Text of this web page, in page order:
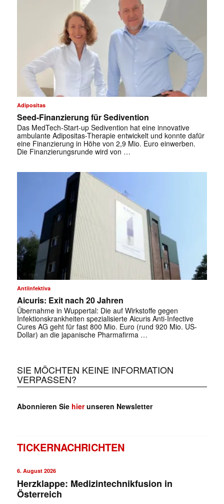
Adipositas
Seed-Finanzierung für Sedivention
Das MedTech‑Start-up Sedivention hat eine innovative
ambulante Adipositas-Therapie entwickelt und konnte dafür
eine Finanzierung in Höhe von 2,9 Mio. Euro einwerben.
Die Finanzierungsrunde wird von …
Antiinfektiva
Aicuris: Exit nach 20 Jahren
Übernahme in Wuppertal: Die auf Wirkstoffe gegen
Infektionskrankheiten spezialisierte Aicuris Anti-Infective
Cures AG geht für fast 800 Mio. Euro (rund 920 Mio. US-
Dollar) an die japanische Pharmafirma …
SIE MÖCHTEN KEINE INFORMATION
VERPASSEN?
Abonnieren Sie hierunseren Newsletter
TICKERNACHRICHTEN
6. August 2026
Herzklappe: Medizintechnikfusion in
Österreich